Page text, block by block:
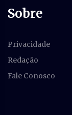
Sobre
Privacidade
Redação
Fale Conosco